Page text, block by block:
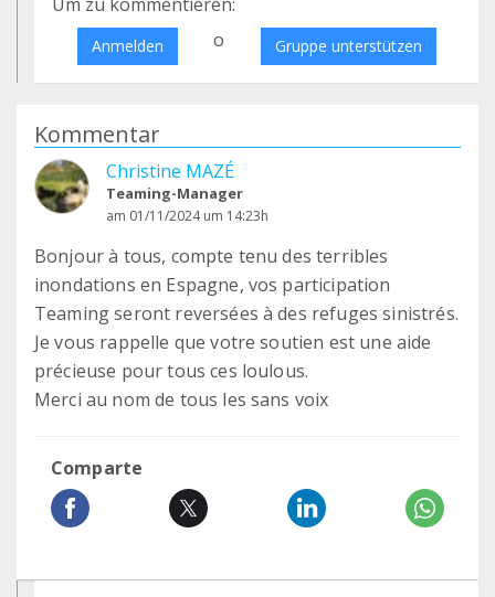
Anmelden o Gruppe unterstützen
Kommentar
Christine MAZÉ
Teaming-Manager
am 01/11/2024 um 14:23h
Bonjour à tous, compte tenu des terribles
inondations en Espagne, vos participation
Teaming seront reversées à des refuges sinistrés.
Je vous rappelle que votre soutien est une aide
précieuse pour tous ces loulous.
Merci au nom de tous les sans voix
Comparte